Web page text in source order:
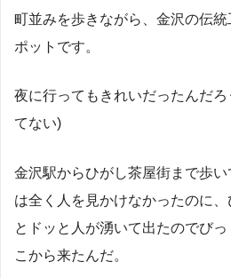
町並みを歩きながら、金沢の伝
ポットです。
夜に行ってもきれいだったんだ
てない)
金沢駅からひがし茶屋街まで歩
は全く人を見かけなかったのに
とドッと人が湧いて出たのでび
こから来たんだ。